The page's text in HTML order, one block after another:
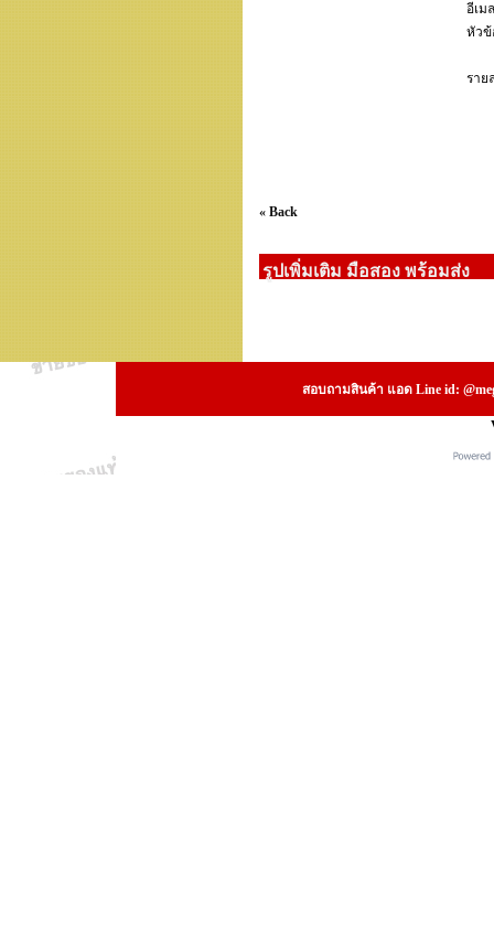
อีเมล
หัวข้
ราย
« Back
รูปเพิ่มเติม มือสอง พร้อมส่ง
สอบถามสินค้า แอด Line id: